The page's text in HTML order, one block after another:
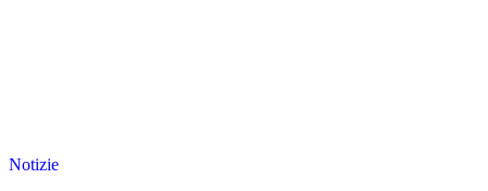
Notizie